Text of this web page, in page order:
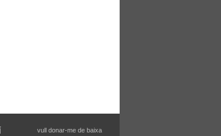
vull donar-me de baixa